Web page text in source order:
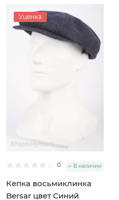
Уценка
0 В наличии
Кепка восьмиклинка
Bersar цвет Синий